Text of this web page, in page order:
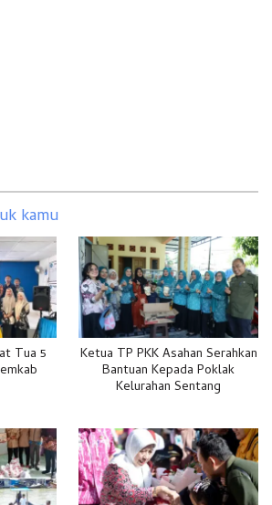
kamu
Tua 5 Ketua TP PKK Asahan Serahkan
Bantuan Kepada Poklak
Kelurahan Sentang